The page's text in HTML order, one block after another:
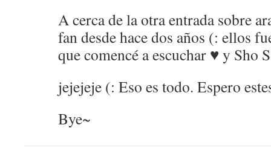
A cerca de la otra entrada sobre
fan desde hace dos años (: ellos
que comencé a escuchar ♥ y Sho
jejejeje (: Eso es todo. Espero
Bye~